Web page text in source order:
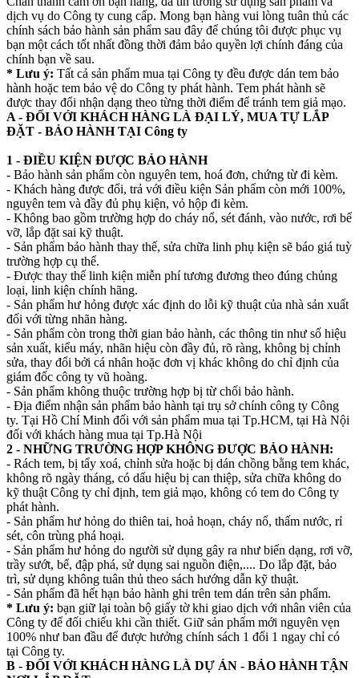
dịch vụ do Công ty cung cấp. Mong bạn hàng vui lòng tuân thủ các
chính sách bảo hành sản phẩm sau đây để chúng tôi được phục vụ
bạn một cách tốt nhất đồng thời đảm bảo quyền lợi chính đáng của
chính bạn về sau.
* Lưu ý: Tất cả sản phẩm mua tại Công ty đều được dán tem bảo
hành hoặc tem bảo vệ do Công ty phát hành. Tem phát hành sẽ
được thay đổi nhận dạng theo từng thời điểm để tránh tem giả mạo.
A - ĐỐI VỚI KHÁCH HÀNG LÀ ĐẠI LÝ, MUA TỰ LẮP
ĐẶT - BẢO HÀNH TẠI Công ty
1 - ĐIỀU KIỆN ĐƯỢC BẢO HÀNH
- Bảo hành sản phẩm còn nguyên tem, hoá đơn, chứng từ đi kèm.
- Khách hàng được đổi, trả với điều kiện Sản phẩm còn mới 100%,
nguyên tem và đầy đủ phụ kiện, vỏ hộp đi kèm.
- Không bao gồm trường hợp do cháy nổ, sét đánh, vào nước, rơi bể
vỡ, lắp đặt sai kỹ thuật.
- Sản phẩm bảo hành thay thế, sửa chữa linh phụ kiện sẽ báo giá tuỳ
trường hợp cụ thể.
- Được thay thế linh kiện miễn phí tương đương theo đúng chủng
loại, linh kiện chính hãng.
- Sản phẩm hư hỏng được xác định do lỗi kỹ thuật của nhà sản xuất
đối với từng nhãn hàng.
- Sản phẩm còn trong thời gian bảo hành, các thông tin như số hiệu
sản xuất, kiểu máy, nhãn hiệu còn đầy đủ, rõ ràng, không bị chỉnh
sửa, thay đổi bởi cá nhân hoặc đơn vị khác không do chỉ định của
giám đốc công ty vũ hoàng.
- Sản phẩm không thuộc trường hợp bị từ chối bảo hành.
- Địa điểm nhận sản phẩm bảo hành tại trụ sở chính công ty Công
ty. Tại Hồ Chí Minh đối với sản phẩm mua tại Tp.HCM, tại Hà Nội
đối với khách hàng mua tại Tp.Hà Nội
2 - NHỮNG TRƯỜNG HỢP KHÔNG ĐƯỢC BẢO HÀNH:
- Rách tem, bị tẩy xoá, chỉnh sửa hoặc bị dán chồng bằng tem khác,
không rõ ngày tháng, có dấu hiệu bị can thiệp, sửa chữa không do
kỹ thuật Công ty chỉ định, tem giả mạo, không có tem do Công ty
phát hành.
- Sản phẩm hư hỏng do thiên tai, hoả hoạn, cháy nổ, thấm nước, rỉ
sét, côn trùng phá hoại.
- Sản phẩm hư hỏng do người sử dụng gây ra như biến dạng, rơi vỡ,
trầy sướt, bể, đập phá, sử dụng sai nguồn điện,.... Do lắp đặt, bảo
trì, sử dụng không tuân thủ theo sách hướng dẫn kỹ thuật.
- Sản phẩm đã hết hạn bảo hành ghi trên tem dán trên sản phẩm.
* Lưu ý: bạn giữ lại toàn bộ giấy tờ khi giao dịch với nhân viên của
Công ty để đối chiếu khi cần thiết. Giữ sản phẩm mới nguyên vẹn
100% như ban đầu để được hưởng chính sách 1 đổi 1 ngay chỉ có
tại Công ty.
B - ĐỐI VỚI KHÁCH HÀNG LÀ DỰ ÁN - BẢO HÀNH TẬN